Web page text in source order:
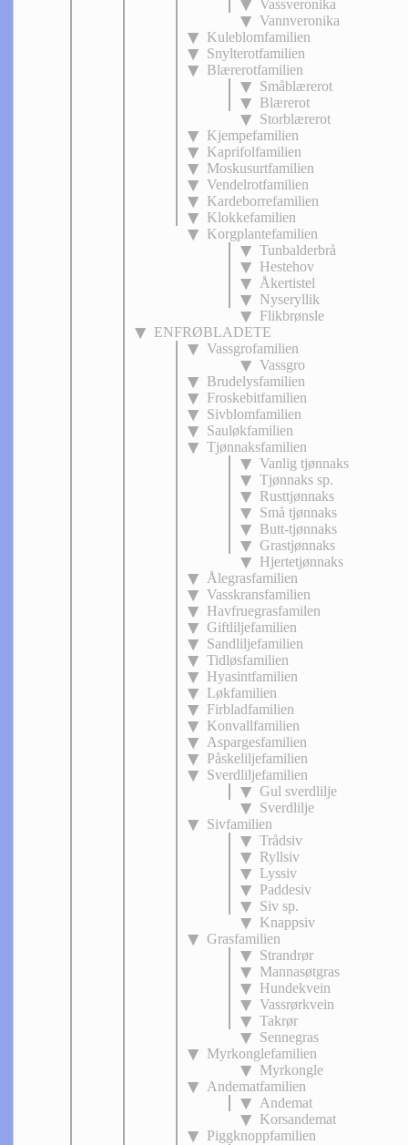
Vassveronika
Vannveronika
Kuleblomfamilien
Snylterotfamilien
Blærerotfamilien
Småblærerot
Blærerot
Storblærerot
Kjempefamilien
Kaprifolfamilien
Moskusurtfamilien
Vendelrotfamilien
Kardeborrefamilien
Klokkefamilien
Korgplantefamilien
Tunbalderbrå
Hestehov
Åkertistel
Nyseryllik
Flikbrønsle
ENFRØBLADETE
Vassgrofamilien
Vassgro
Brudelysfamilien
Froskebitfamilien
Sivblomfamilien
Sauløkfamilien
Tjønnaksfamilien
Vanlig tjønnaks
Tjønnaks sp.
Rusttjønnaks
Små tjønnaks
Butt-tjønnaks
Grastjønnaks
Hjertetjønnaks
Ålegrasfamilien
Vasskransfamilien
Havfruegrasfamilen
Giftliljefamilien
Sandliljefamilien
Tidløsfamilien
Hyasintfamilien
Løkfamilien
Firbladfamilien
Konvallfamilien
Aspargesfamilien
Påskeliljefamilien
Sverdliljefamilien
Gul sverdlilje
Sverdlilje
Sivfamilien
Trådsiv
Ryllsiv
Lyssiv
Paddesiv
Siv sp.
Knappsiv
Grasfamilien
Strandrør
Mannasøtgras
Hundekvein
Vassrørkvein
Takrør
Sennegras
Myrkonglefamilien
Myrkongle
Andematfamilien
Andemat
Korsandemat
Piggknoppfamilien